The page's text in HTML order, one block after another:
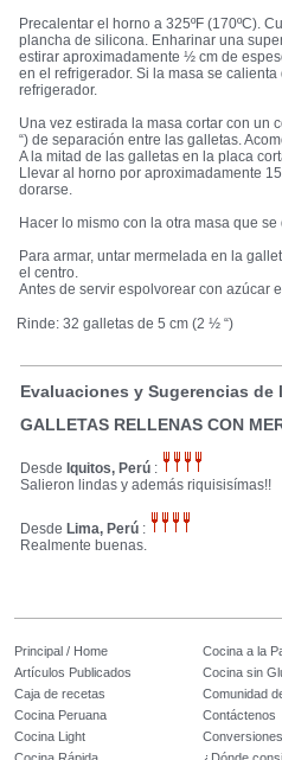
Precalentar el horno a 325ºF (170ºC).
plancha de silicona. Enharinar una
estirar aproximadamente ½ cm de
en el refrigerador. Si la masa se
refrigerador.
Una vez estirada la masa cortar con un
“) de separación entre las galletas.
A la mitad de las galletas en la placa
Llevar al horno por aproximadamente
dorarse.
Hacer lo mismo con la otra masa que
Para armar, untar mermelada en la
el centro.
Antes de servir espolvorear con azúcar
Rinde: 32 galletas de 5 cm (2 ½ “)
Evaluaciones y Sugerencias de
GALLETAS RELLENAS CON
Desde Iquitos, Perú:
Salieron lindas y además riquisisímas!!
Desde Lima, Perú:
Realmente buenas.
Principal / Home Cocina a la
Artículos Publicados
Cocina sin
Caja de recetas
Comunidad
Cocina Peruana
Contáctenos
Cocina Light